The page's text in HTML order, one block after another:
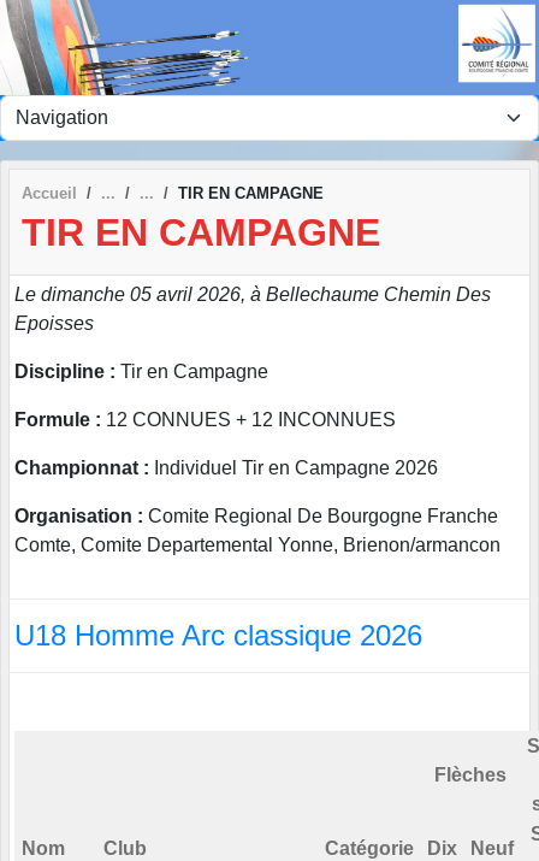
Accueil TIR EN CAMPAGNE
TIR EN CAMPAGNE
Le dimanche 05 avril 2026, à Bellechaume Chemin Des
Epoisses
Discipline : Tir en Campagne
Formule : 12 CONNUES + 12 INCONNUES
Championnat : Individuel Tir en Campagne 2026
Organisation : Comite Regional De Bourgogne Franche
Comte, Comite Departemental Yonne, Brienon/armancon
U18 Homme Arc classique 2026
Flèches
Nom Club Catégorie Dix Neuf
Panneau de gestion des cookies